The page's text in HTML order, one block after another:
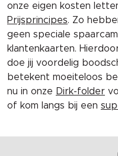
onze eigen kosten
Prijsprincipes. Zo
geen speciale
klantenkaarten.
doe jij voordelig
betekent moeiteloos
nu in onze Dirk-folder
of kom langs bij een